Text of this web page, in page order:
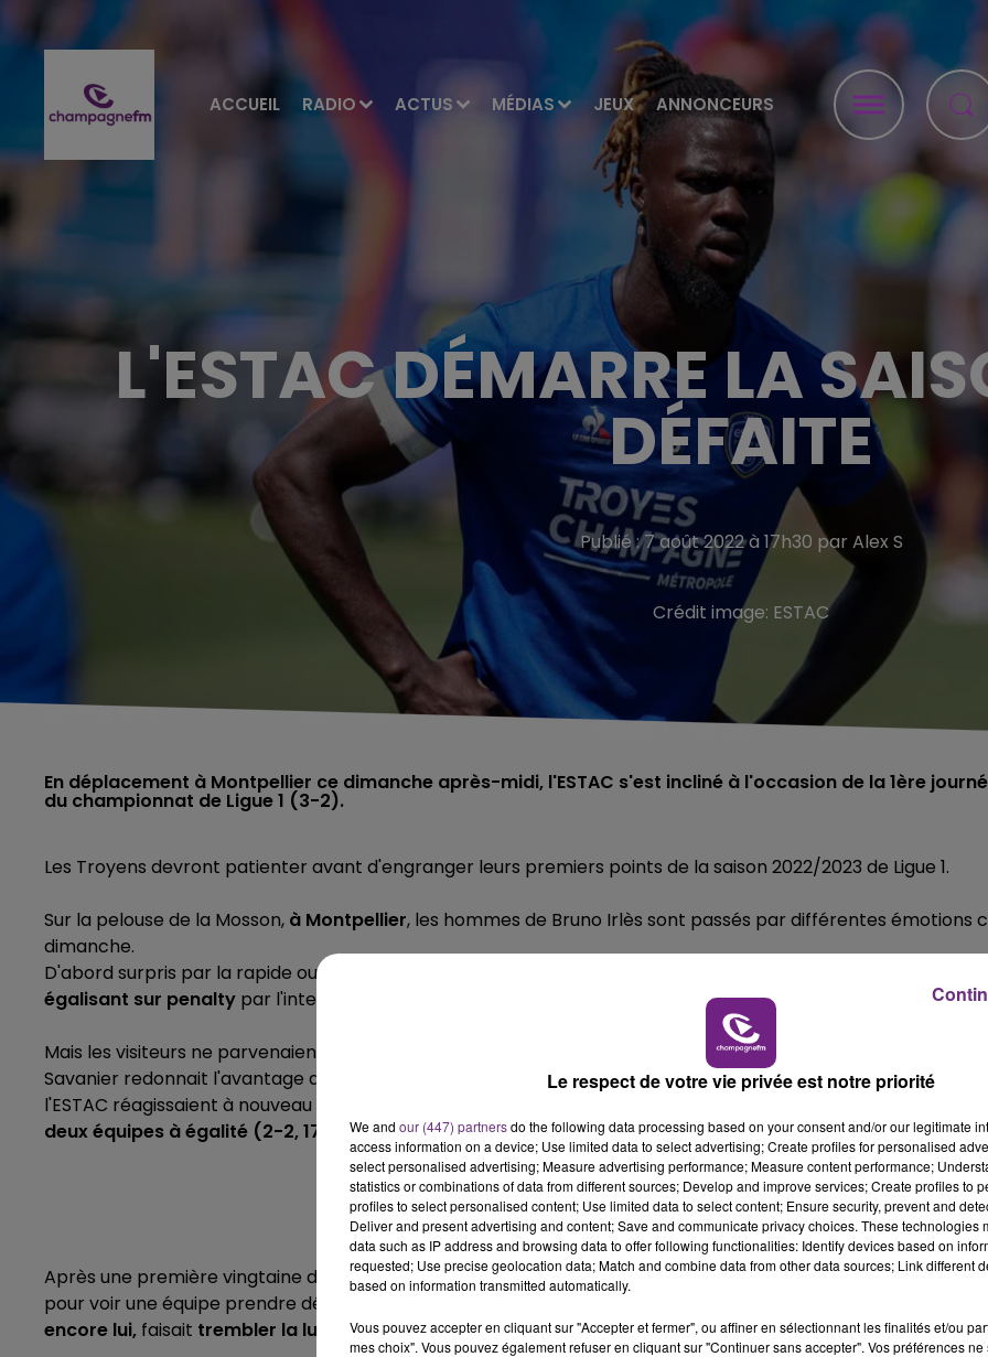
ACCUEIL RADIO ACTUS MÉDIAS JEUX ANNONCEURS
15h00 - 19h00 19h00 - 19h15
LA POP MACHINE - CHAMPAGNE FM
L'ESTAC DÉMARRE LA
DÉFAITE
Publié : 7 août 2022 à 17h30 par Alex S
Crédit image: ESTAC
En déplacement à Montpellier ce dimanche après-midi, l'ESTAC s'est incliné à l'occasion de la 1ère
du championnat de Ligue 1 (3-2).
Les Troyens devront patienter avant d'engranger leurs premiers points de la saison 2022/2023 de Ligue 1.
Sur la pelouse de la Mosson, à Montpellier, les hommes de Bruno Irlès sont passés par différentes émotions
dimanche.
D'abord surpris par la rapide ouverture du score des locaux (1-0, 3ème), les Aubois n'ont pas tardé à réagir
égalisant sur penalty par l'intermédiaire de leur capitaine Florian Tardieu (1-1, 12ème)
Mais les visiteurs ne parvenaient pas à tenir ce score nul plus de trois minutes. Au quart d'heure de jeu, Téji
Savanier redonnait l'avantage aux Héraultais (2-1, 15ème). Bousculés mais pas assommés, les joueurs de
l'ESTAC réagissaient à nouveau très rapidement:
deux équipes à égalité (2-2, 17ème).
Montpellier a le dernier mot
Après une première vingtaine de minutes à tambour battant, il fallait attendre les derniers instants du
pour voir une équipe prendre définitivement les devants. Sur une superbe frappe du pied droit,
encore lui, faisait trembler la lucarned'un Gauthier Gallon impuissant (3-2, 81ème).
19h15 - 20h00
Le respect de votre vie privée est notre priorité
We and our (447) partnersdo the following data processing based on your consent and/or our legitimate
access information on a device; Use limited data to select advertising; Create profiles for personalised
select personalised advertising; Measure advertising performance; Measure content performance;
statistics or combinations of data from different sources; Develop and improve services; Create profiles to
profiles to select personalised content; Use limited data to select content; Ensure security, prevent and
Deliver and present advertising and content; Save and communicate privacy choices. These technologies
data such as IP address and browsing data to offer following functionalities: Identify devices based on
requested; Use precise geolocation data; Match and combine data from other data sources; Link different
based on information transmitted automatically.
Vous pouvez accepter en cliquant sur "Accepter et fermer", ou affiner en sélectionnant les finalités et/ou
mes choix". Vous pouvez également refuser en cliquant sur "Continuer sans accepter". Vos préférences